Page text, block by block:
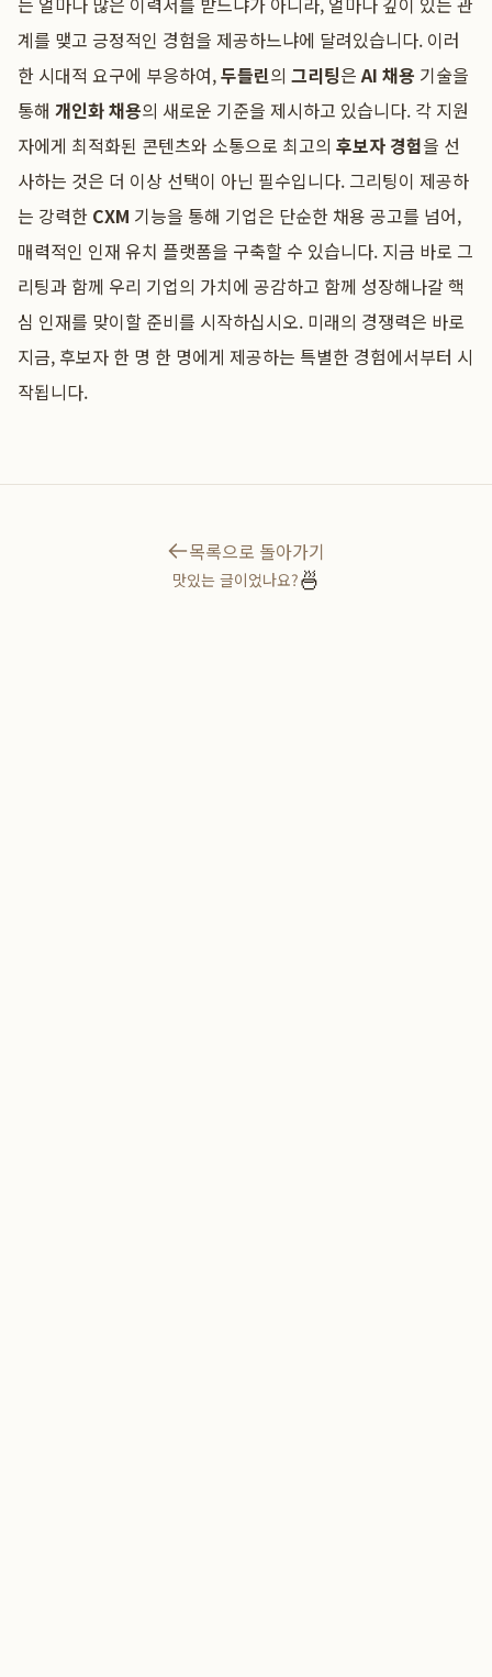
계를 맺고 긍정적인 경험을 제공하느냐에 달려있습니다. 이러
한 시대적 요구에 부응하여,두들린의 그리팅은AI 채용 기술을
통해 개인화 채용의 새로운 기준을 제시하고 있습니다. 각 지원
자에게 최적화된 콘텐츠와 소통으로 최고의 후보자 경험을 선
사하는 것은 더 이상 선택이 아닌 필수입니다. 그리팅이 제공하
는 강력한 CXM 기능을 통해 기업은 단순한 채용 공고를 넘어,
매력적인 인재 유치 플랫폼을 구축할 수 있습니다. 지금 바로 그
리팅과 함께 우리 기업의 가치에 공감하고 함께 성장해나갈 핵
심 인재를 맞이할 준비를 시작하십시오. 미래의 경쟁력은 바로
지금, 후보자 한 명 한 명에게 제공하는 특별한 경험에서부터 시
작됩니다.
목록으로 돌아가기
맛있는 글이었나요?🍜